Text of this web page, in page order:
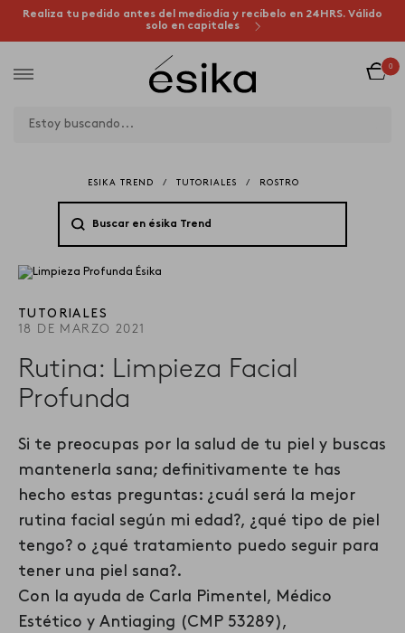
Realiza tu pedido antes del mediodía y recíbelo en 24HRS. Válido
solo en capitales
0
ESIKA TREND / TUTORIALES / ROSTRO
TUTORIALES
18 DE MARZO 2021
Rutina: Limpieza Facial
Profunda
Si te preocupas por la salud de tu piel y buscas
mantenerla sana; definitivamente te has
hecho estas preguntas: ¿cuál será la mejor
rutina facial según mi edad?, ¿qué tipo de piel
tengo? o ¿qué tratamiento puedo seguir para
tener una piel sana?.
Con la ayuda de Carla Pimentel, Médico
Estético y Antiaging (CMP 53289),